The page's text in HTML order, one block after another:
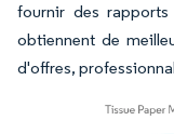
fournir des
obtiennent de
d'offres,